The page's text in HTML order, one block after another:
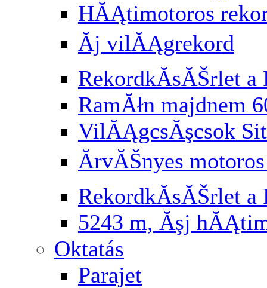
HĂĄtimotoros
Ăj vilĂĄgrekord
RekordkĂ­sĂŠrlet
RamĂłn majdnem
VilĂĄgcsĂşcsok
ĂrvĂŠnyes
RekordkĂ­sĂŠrlet
5243 m, Ăşj
Oktatás
Parajet